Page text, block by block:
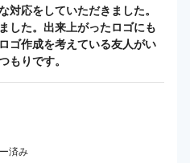
対応をしていただきました。
した。出来上がったロゴにも
ゴ作成を考えている友人がい
もりです。
済み